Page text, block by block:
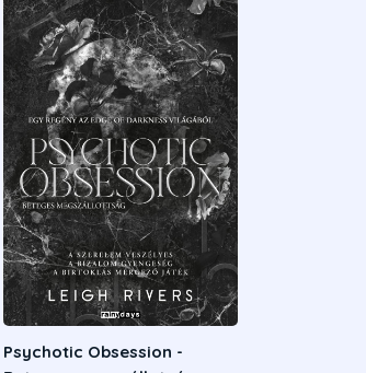
Psychotic Obsession -